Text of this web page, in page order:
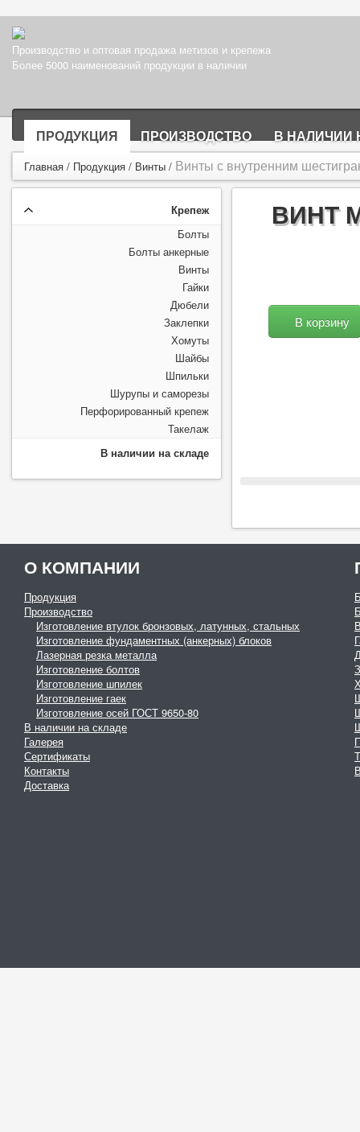
Производство и оптовая продажа метизов и крепежа
Более 5000 наименований продукции в наличии
ПРОДУКЦИЯ ПРОИЗВОДСТВО В НАЛИЧИИ
Главная / Продукция / Винты / Винты с внутренним
Крепеж
Болты
Болты анкерные
Винты
Гайки
Дюбели
Заклепки
Хомуты
Шайбы
Шпильки
Шурупы и саморезы
Перфорированный крепеж
Такелаж
В наличии на складе
ВИНТ
В корзину
О КОМПАНИИ
Продукция
Производство
Изготовление втулок бронзовых, латунных, стальных
Изготовление фундаментных (анкерных) блоков
Лазерная резка металла
Изготовление болтов
Изготовление шпилек
Изготовление гаек
Изготовление осей ГОСТ 9650-80
В наличии на складе
Галерея
Сертификаты
Контакты
Доставка